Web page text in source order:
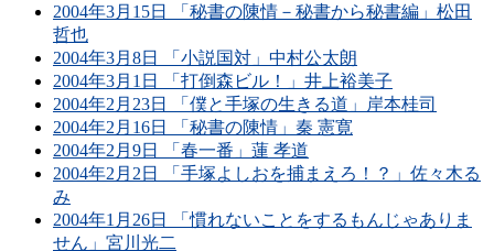
2004年3月15日 「秘書の陳情－秘書から秘書編」松田
哲也
2004年3月8日 「小説国対」中村公太朗
2004年3月1日 「打倒森ビル！」井上裕美子
2004年2月23日 「僕と手塚の生きる道」岸本桂司
2004年2月16日 「秘書の陳情」秦 憲寛
2004年2月9日 「春一番」蓮 孝道
2004年2月2日 「手塚よしおを捕まえろ！？」佐々木る
み
2004年1月26日 「慣れないことをするもんじゃありま
せん」宮川光二